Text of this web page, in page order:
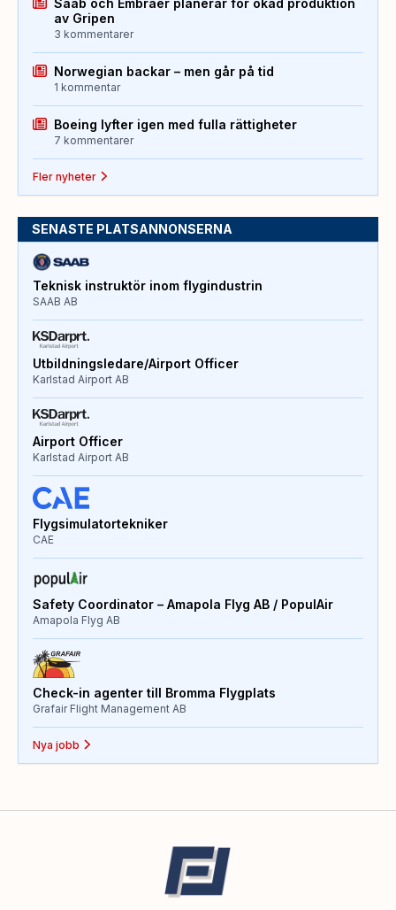
av Gripen
3 kommentarer
Norwegian backar – men går på tid
1 kommentar
Boeing lyfter igen med fulla rättigheter
7 kommentarer
Fler nyheter
SENASTE PLATSANNONSERNA
Teknisk instruktör inom flygindustrin
SAAB AB
Utbildningsledare/Airport Officer
Karlstad Airport AB
Airport Officer
Karlstad Airport AB
Flygsimulatortekniker
CAE
Safety Coordinator – Amapola Flyg AB / PopulAir
Amapola Flyg AB
Check-in agenter till Bromma Flygplats
Grafair Flight Management AB
Nya jobb